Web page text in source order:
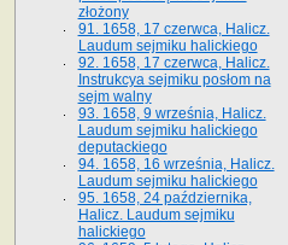
złożony
91. 1658, 17 czerwca, Halicz.
Laudum sejmiku halickiego
92. 1658, 17 czerwca, Halicz.
Instrukcya sejmiku posłom na
sejm walny
93. 1658, 9 września, Halicz.
Laudum sejmiku halickiego
deputackiego
94. 1658, 16 września, Halicz.
Laudum sejmiku halickiego
95. 1658, 24 października,
Halicz. Laudum sejmiku
halickiego